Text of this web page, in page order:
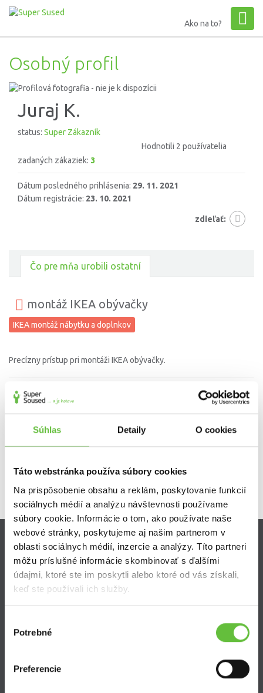
Súhlas Detaily O cookies
Táto webstránka používa súbory cookies
Na prispôsobenie obsahu a reklám, poskytovanie funkcií
sociálnych médií a analýzu návštevnosti používame
súbory cookie. Informácie o tom, ako používate naše
webové stránky, poskytujeme aj našim partnerom v
oblasti sociálnych médií, inzercie a analýzy. Títo partneri
môžu príslušné informácie skombinovať s ďalšími
údajmi, ktoré ste im poskytli alebo ktoré od vás získali,
keď ste používali ich služby.
súhlasu
Potrebné
Preferencie
Ako na to?
Osobný profil
Juraj K.
status: Super Zákazník
Hodnotili 2 používatelia
zadaných zákaziek: 3
Dátum posledného prihlásenia: 29. 11. 2021
Dátum registrácie: 23. 10. 2021
zdieľať:
Čo pre mňa urobili ostatní
montáž IKEA obývačky
IKEA montáž nábytku a doplnkov
Precízny prístup pri montáži IKEA obývačky.
zrezanie vývodu na odsávanie v kuchyni
opravy stien
Zistite viac
Ako Super Sused funguje?
Ako sa stať Super Susedom?
Často kladené otázky